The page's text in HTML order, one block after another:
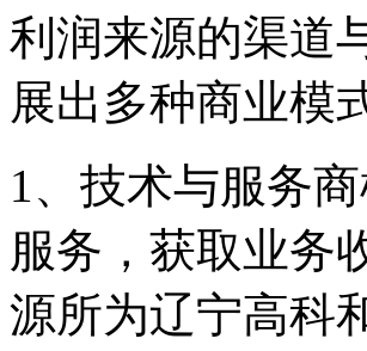
利润来源的渠道
展出多种商业模
1、技术与服务
服务，获取业务
源所为辽宁高科